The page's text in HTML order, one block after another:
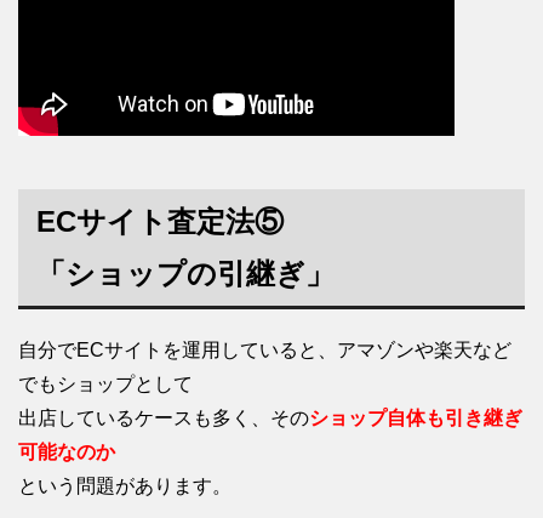
ECサイト査定法⑤
「ショップの引継ぎ」
自分でECサイトを運用していると、アマゾンや楽天など
でもショップとして
出店しているケースも多く、そのショップ自体も引き継ぎ
可能なのか
という問題があります。